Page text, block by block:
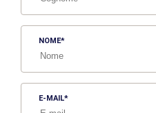
NOME
E-MAIL